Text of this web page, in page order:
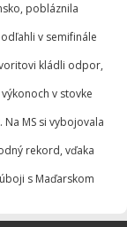
pobláznila
v semifinále
kládli odpor,
v stovke
MS si vybojovala
rekord, vďaka
s Maďarskom